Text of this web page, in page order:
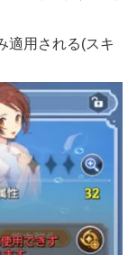
適用される(スキ